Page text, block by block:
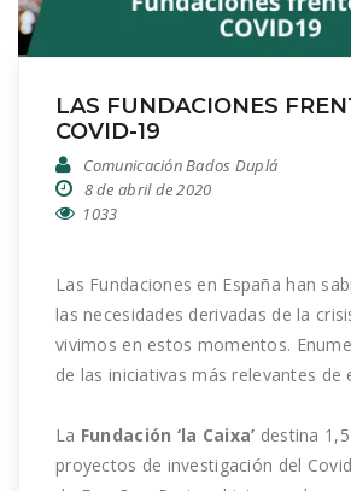
LAS FUNDACIONES
COVID-19
Comunicación Bados Duplá
8 de abril de 2020
1033
Las Fundaciones en España han
las necesidades derivadas de la
vivimos en estos momentos.
de las iniciativas más relevantes de
La Fundación ‘la Caixa’ destina
proyectos de investigación del